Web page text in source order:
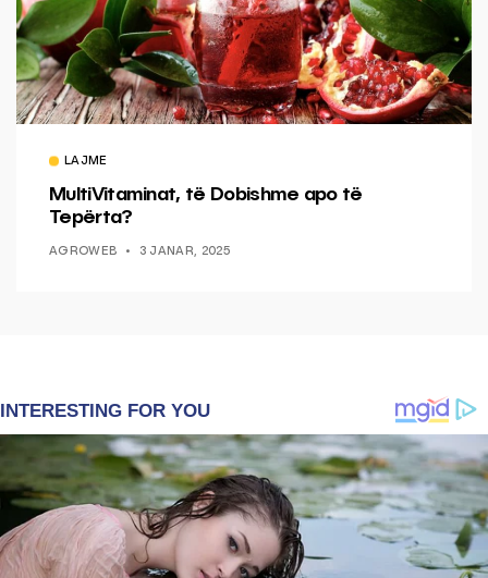
LAJME
MultiVitaminat, të Dobishme apo të
Tepërta?
AGROWEB 3 JANAR, 2025